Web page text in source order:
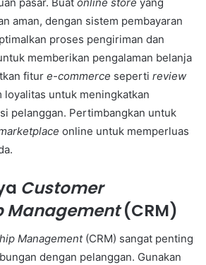
aman, dengan sistem pembayaran
proses pengiriman dan
memberikan pengalaman belanja
fitur e-commerce seperti review
loyalitas untuk meningkatkan
pelanggan. Pertimbangkan untuk
online untuk memperluas
Customer
Management(CRM)
Management(CRM) sangat penting
dengan pelanggan. Gunakan